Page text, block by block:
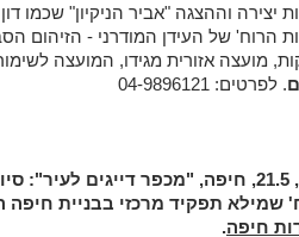
יצירה וההצגה "אביר הניקיון" שכמו
הרוח' של העידן המודרני - הזיהום
מועצה אזורית מגידו, המועצה
. לפרטים: 04-9896121
שמילא תפקיד מרכזי בבניית
חיפה.